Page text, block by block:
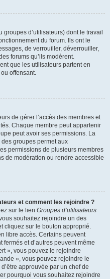
d’utilisateurs) dont le travail
du forum. Ils ont le
de verrouiller, déverrouiller,
forums qu’ils modèrent.
que les utilisateurs partent en
offensant.
de gérer l’accès des membres et
Chaque membre peut appartenir
peut avoir ses permissions. La
groupes permet aux
permissions de plusieurs membres
de modération ou rendre accessible
et comment les rejoindre ?
sur le lien Groupes d’utilisateurs
souhaitez rejoindre un des
cliquez sur le bouton approprié.
libre accès. Certains peuvent
et d’autres peuvent même
», vous pouvez le rejoindre
», vous pouvez rejoindre le
approuvée par un chef de
pourquoi vous souhaitez rejoindre